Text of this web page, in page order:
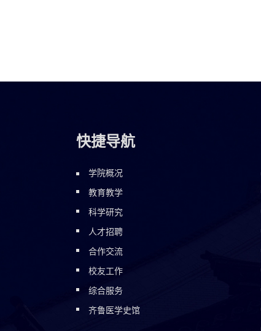
快捷导航
学院概况
教育教学
科学研究
人才招聘
合作交流
校友工作
综合服务
齐鲁医学史馆